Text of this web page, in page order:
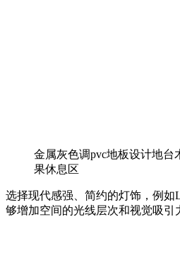
金属灰色调pvc地板设计地台
果休息区
选择现代感强、简约的灯饰，例
够增加空间的光线层次和视觉吸引